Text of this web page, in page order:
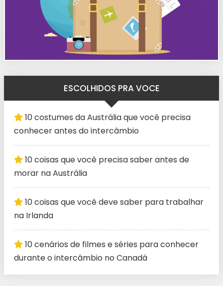
ESCOLHIDOS PRA VOCE
10 costumes da Austrália que você precisa
conhecer antes do intercâmbio
10 coisas que você precisa saber antes de
morar na Austrália
10 coisas que você deve saber para trabalhar
na Irlanda
10 cenários de filmes e séries para conhecer
durante o intercâmbio no Canadá